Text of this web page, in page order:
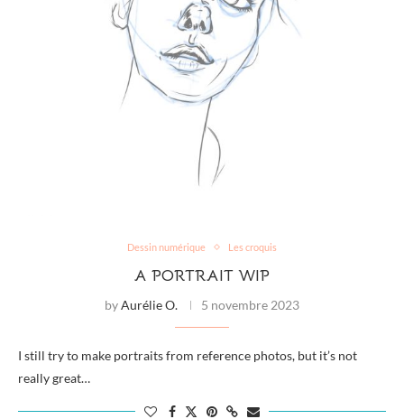
Dessin numérique Les croquis
A PORTRAIT WIP
byAurélie O. 5 novembre 2023
I still try to make portraits from reference photos, but it’s not
really great…